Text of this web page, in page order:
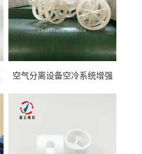
空气分离设备空冷系统增强